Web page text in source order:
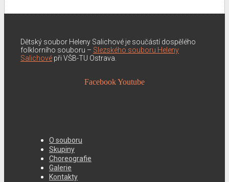
Dětský soubor Heleny Salichové je součástí dospělého
folklorního souboru – Slezského souboru Heleny
Salichové při VŠB-TU Ostrava.
FacebookYoutube
O souboru
Skupiny
Choreografie
Galerie
Kontakty